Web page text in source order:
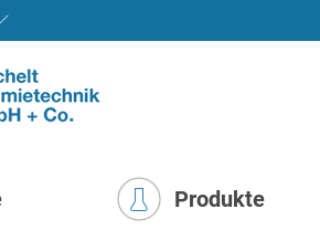
Produkte